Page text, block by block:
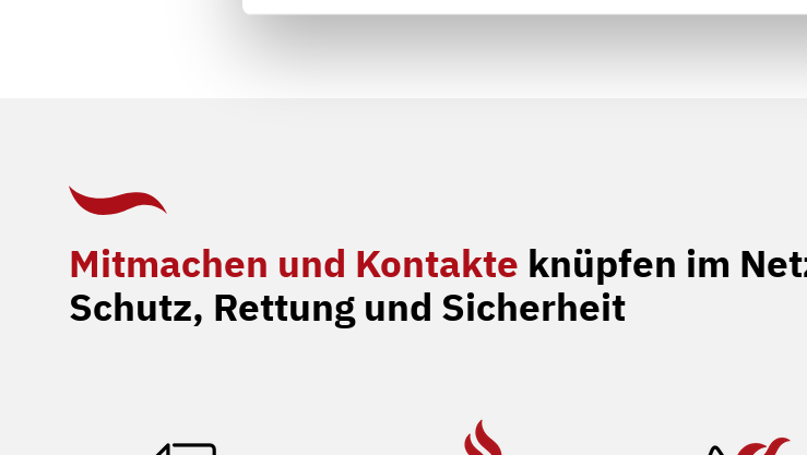
Mitmachen und Kontakte knüpfen im
Schutz, Rettung und Sicherheit